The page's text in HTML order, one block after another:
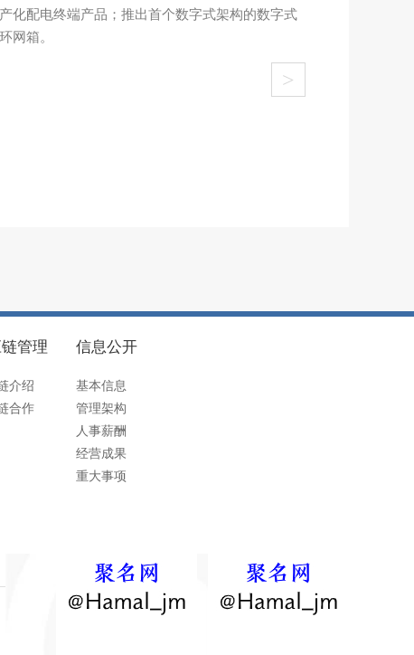
化配电终端产品；推出首个数字式架构的数字式
网箱。
>
管理
介绍
合作
信息公开
基本信息
管理架构
人事薪酬
经营成果
重大事项